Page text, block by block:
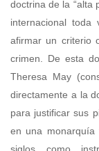
doctrina de la “alta
internacional
afirmar un criterio
crimen. De esta
Theresa May
directamente a la
para justificar sus
en una monarquía